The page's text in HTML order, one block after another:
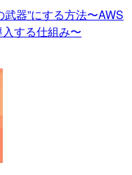
武器”にする方法〜AWS
する仕組み〜